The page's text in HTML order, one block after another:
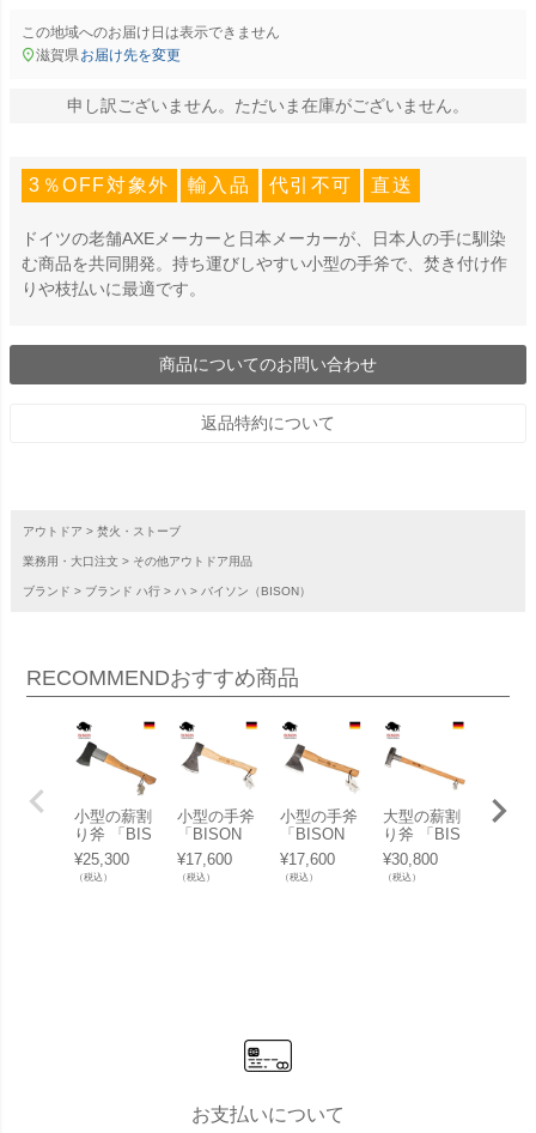
この地域へのお届け日は表示できません
滋賀県お届け先を変更
申し訳ございません。ただいま在庫がございません。
3％OFF対象外 輸入品 代引不可 直送
ドイツの老舗AXEメーカーと日本メーカーが、日本人の手に馴染
む商品を共同開発。持ち運びしやすい小型の手斧で、焚き付け作
りや枝払いに最適です。
商品についてのお問い合わせ
返品特約について
アウトドア 焚火・ストーブ
業務用・大口注文 その他アウトドア用品
ブランド ブランド ハ行 ハ バイソン（BISON）
RECOMMENDおすすめ商品
小型の薪割
り斧 「BIS
ON（バイ
ソン） AXE
1879シリー
¥25,300
（税込）
小型の手斧
「BISON
（バイソ
ン） AXE 1
879シリー
¥17,600
（税込）
小型の手斧
「BISON
（バイソ
ン） AXE 1
879シリー
¥17,600
（税込）
大型の薪割
り斧 「BIS
ON（バイ
ソン） AXE
1879シリー
¥30,800
（税込）
原木
お支払いについて